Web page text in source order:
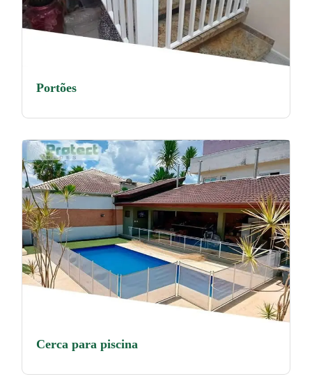
Portões
Cerca para piscina